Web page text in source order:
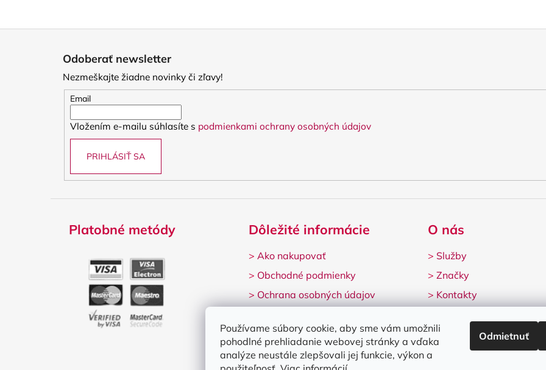
Používame súbory cookie, aby sme vám umožnili
pohodlné prehliadanie webovej stránky a vďaka
analýze neustále zlepšovali jej funkcie, výkon a
Odmietnuť
Odoberať newsletter
Nezmeškajte žiadne novinky či zľavy!
Email
Vložením e-mailu súhlasíte s podmienkami ochrany osobných údajov
PRIHLÁSIŤ SA
Platobné metódy Dôležité informácie
> Ako nakupovať
> Obchodné podmienky
> Ochrana osobných údajov
O nás
> Služby
> Značky
> Kontakty